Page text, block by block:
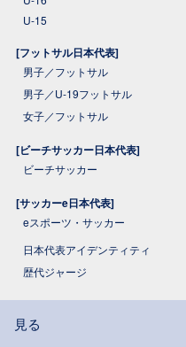
U-15
[フットサル日本代表]
男子／フットサル
男子／U-19フットサル
女子／フットサル
[ビーチサッカー日本代表]
ビーチサッカー
[サッカーe日本代表]
eスポーツ・サッカー
日本代表アイデンティティ
歴代ジャージ
見る